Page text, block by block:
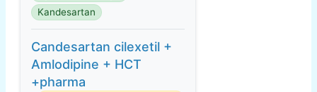
Kandesartan
Candesartan cilexetil +
Amlodipine + HCT
+pharma